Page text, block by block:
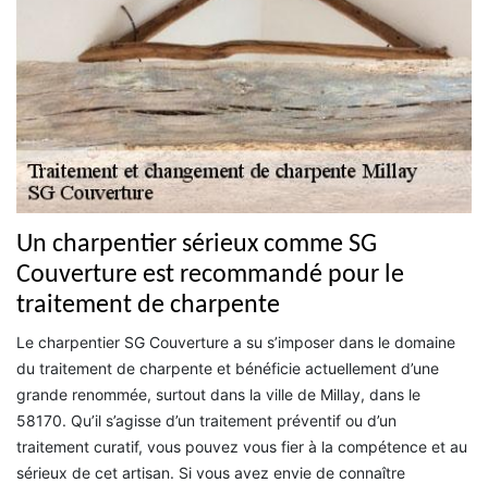
Un charpentier sérieux comme SG
Couverture est recommandé pour le
traitement de charpente
Le charpentier SG Couverture a su s’imposer dans le domaine
du traitement de charpente et bénéficie actuellement d’une
grande renommée, surtout dans la ville de Millay, dans le
58170. Qu’il s’agisse d’un traitement préventif ou d’un
traitement curatif, vous pouvez vous fier à la compétence et au
sérieux de cet artisan. Si vous avez envie de connaître